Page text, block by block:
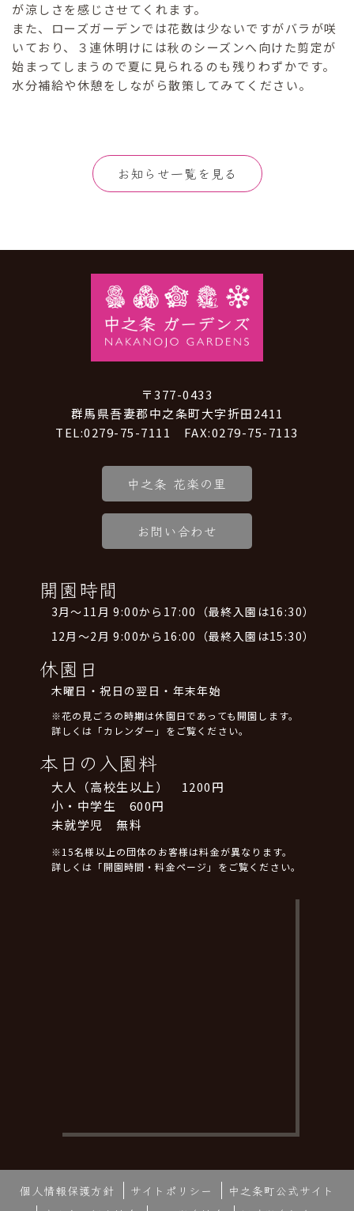
が涼しさを感じさせてくれます。
また、ローズガーデンでは花数は少ないですがバラが咲
いており、３連休明けには秋のシーズンへ向けた剪定が
始まってしまうので夏に見られるのも残りわずかです。
水分補給や休憩をしながら散策してみてください。
お知らせ一覧を見る
〒377-0433
群馬県吾妻郡中之条町大字折田2411
TEL:0279-75-7111 FAX:0279-75-7113
中之条 花楽の里
お問い合わせ
開園時間
3月～11月 9:00から17:00（最終入園は16:30）
12月～2月 9:00から16:00（最終入園は15:30）
休園日
木曜日・祝日の翌日・年末年始
※花の見ごろの時期は休園日であっても開園します。
詳しくは「カレンダー」をご覧ください。
本日の入園料
大人（高校生以上） 1200円
小・中学生 600円
未就学児 無料
※15名様以上の団体のお客様は料金が異なります。
詳しくは「開園時間・料金ページ」をご覧ください。
個人情報保護方針 サイトポリシー
中之条町公式サイト